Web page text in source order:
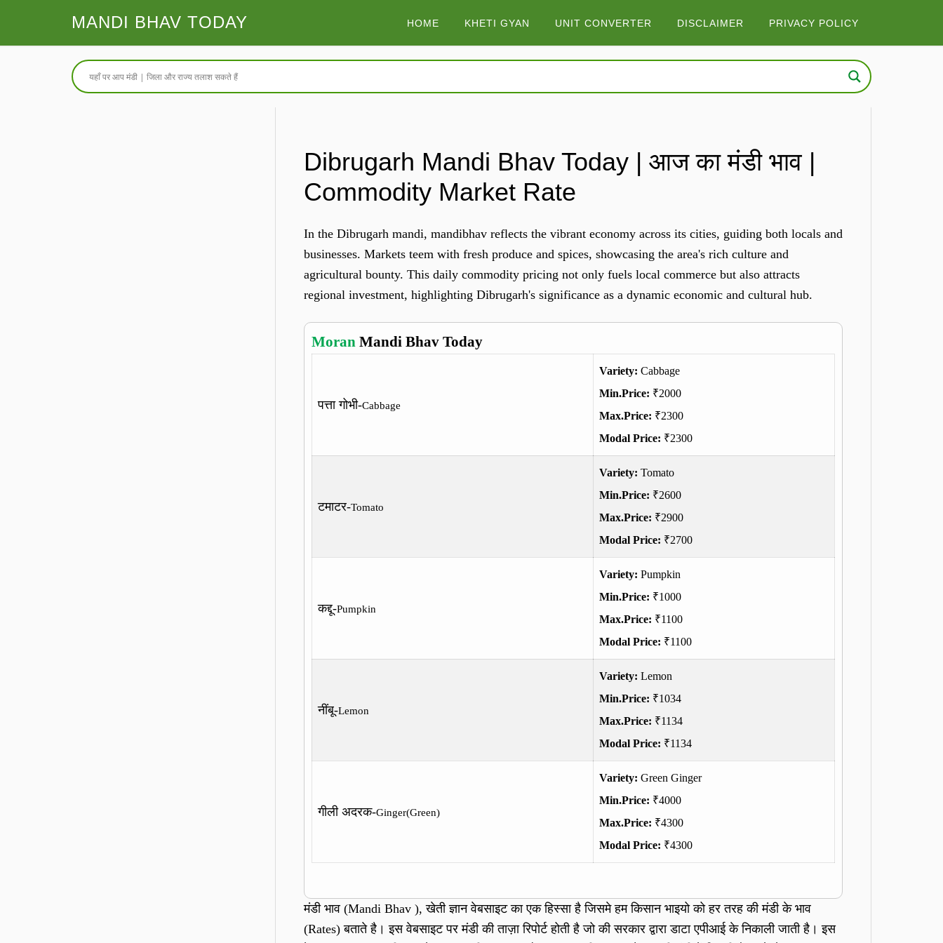
MANDI BHAV TODAY HOME KHETI GYAN UNIT CONVERTER DISCLAIMER PRIVACY POLICY
Dibrugarh Mandi Bhav Today | आज का मंडी भाव |
Commodity Market Rate
In the Dibrugarh mandi, mandibhav reflects the vibrant economy across its cities, guiding both locals and
businesses. Markets teem with fresh produce and spices, showcasing the area's rich culture and
agricultural bounty. This daily commodity pricing not only fuels local commerce but also attracts
regional investment, highlighting Dibrugarh's significance as a dynamic economic and cultural hub.
Moran Mandi Bhav Today
पत्ता गोभी-Cabbage
Variety: Cabbage
Min.Price: ₹2000
Max.Price: ₹2300
Modal Price: ₹2300
टमाटर-Tomato
Variety: Tomato
Min.Price: ₹2600
Max.Price: ₹2900
Modal Price: ₹2700
कद्दू-Pumpkin
Variety: Pumpkin
Min.Price: ₹1000
Max.Price: ₹1100
Modal Price: ₹1100
नींबू-Lemon
Variety: Lemon
Min.Price: ₹1034
Max.Price: ₹1134
Modal Price: ₹1134
गीली अदरक-Ginger(Green)
Variety: Green Ginger
Min.Price: ₹4000
Max.Price: ₹4300
Modal Price: ₹4300
मंडी भाव (Mandi Bhav ), खेती ज्ञान वेबसाइट का एक हिस्सा है जिसमे हम किसान भाइयो को हर तरह की मंडी के भाव
(Rates) बताते है। इस वेबसाइट पर मंडी की ताज़ा रिपोर्ट होती है जो की सरकार द्वारा डाटा एपीआई के निकाली जाती है। इस